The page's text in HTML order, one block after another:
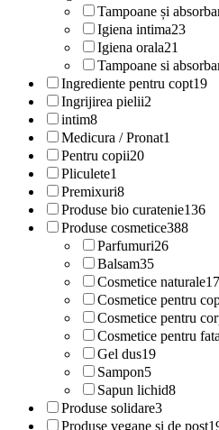
Tampoane și
Igiena intima23
Igiena orala21
Tampoane si
Ingrediente pentru copt19
Ingrijirea pielii2
intim8
Medicura / Pronat1
Pentru copii20
Pliculete1
Premixuri8
Produse bio curatenie136
Produse cosmetice388
Parfumuri26
Balsam35
Cosmetice naturale
Cosmetice pentru
Cosmetice pentru
Cosmetice pentru fata
Gel dus19
Sampon5
Sapun lichid8
Produse solidare3
Produse vegane si de post